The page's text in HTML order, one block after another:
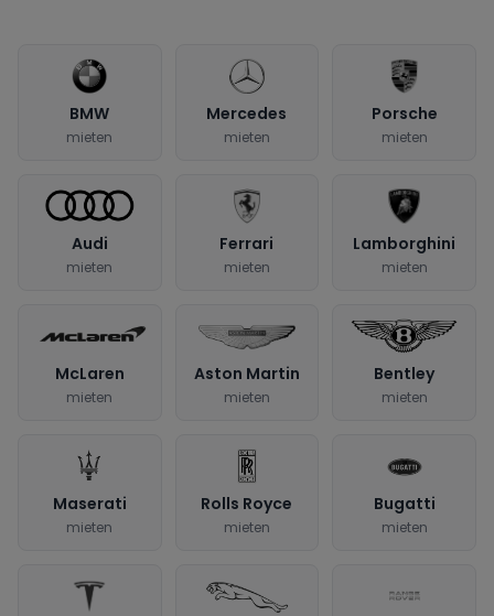
BMW
mieten
Mercedes
mieten
Porsche
mieten
Audi
mieten
Ferrari
mieten
Lamborghini
mieten
McLaren
mieten
Aston Martin
mieten
Bentley
mieten
Maserati
mieten
Rolls Royce
mieten
Bugatti
mieten